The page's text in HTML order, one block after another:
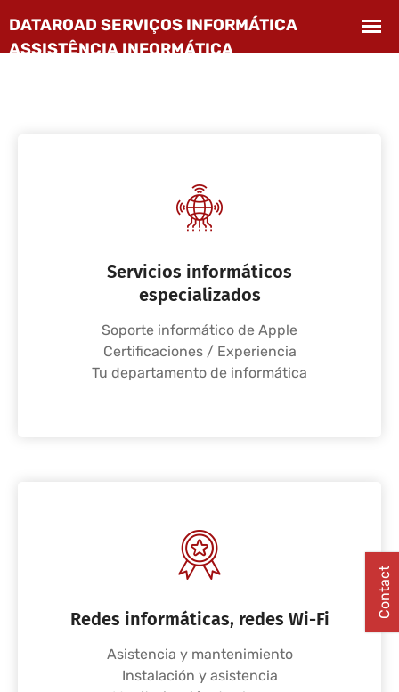
Servicios informáticos
especializados
Soporte informático de Apple
Certificaciones / Experiencia
Tu departamento de informática
Redes informáticas, redes Wi-Fi
Asistencia y mantenimiento
Instalación y asistencia
Contact